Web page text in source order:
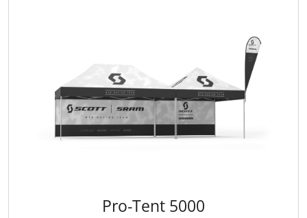
Pro-Tent 5000